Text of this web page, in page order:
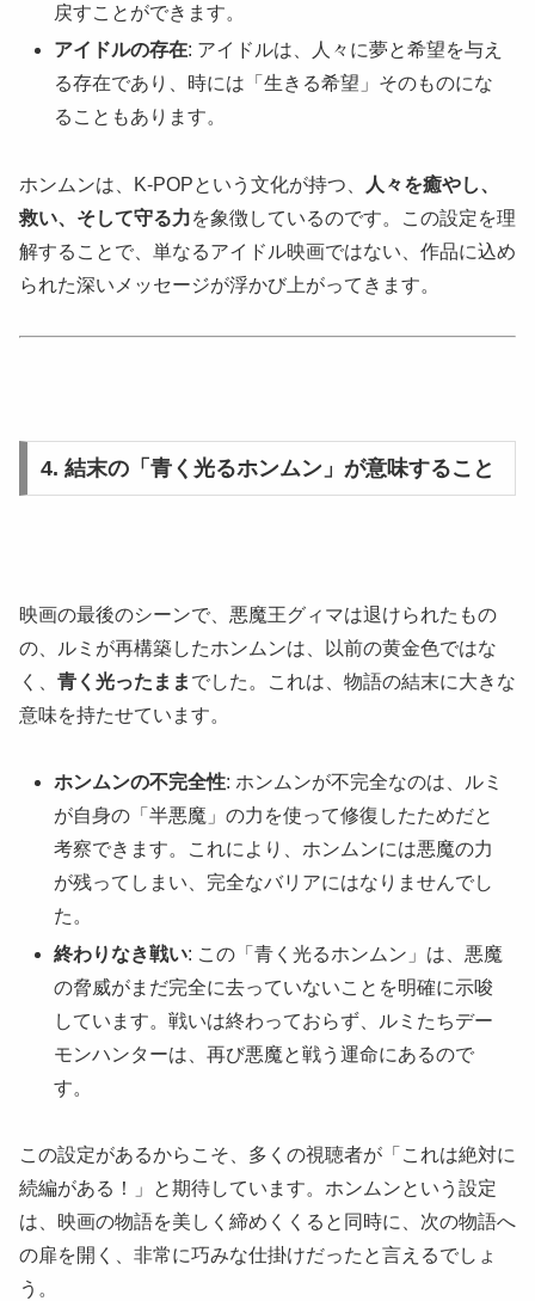
戻すことができます。
アイドルの存在: アイドルは、人々に夢と希望を与え
る存在であり、時には「生きる希望」そのものにな
ることもあります。
ホンムンは、K-POPという文化が持つ、
人々を癒やし、
救い、そして守る力を象徴しているのです。この設定を理
解することで、単なるアイドル映画ではない、作品に込め
られた深いメッセージが浮かび上がってきます。
4. 結末の「青く光るホンムン」が意味すること
映画の最後のシーンで、悪魔王グィマは退けられたもの
の、ルミが再構築したホンムンは、以前の黄金色ではな
く、 青く光ったまま でした。これは、物語の結末に大きな
意味を持たせています。
ホンムンの不完全性: ホンムンが不完全なのは、ルミ
が自身の「半悪魔」の力を使って修復したためだと
考察できます。これにより、ホンムンには悪魔の力
が残ってしまい、完全なバリアにはなりませんでし
た。
終わりなき戦い: この「青く光るホンムン」は、悪魔
の脅威がまだ完全に去っていないことを明確に示唆
しています。戦いは終わっておらず、ルミたちデー
モンハンターは、再び悪魔と戦う運命にあるので
す。
この設定があるからこそ、多くの視聴者が「これは絶対に
続編がある！」と期待しています。ホンムンという設定
は、映画の物語を美しく締めくくると同時に、次の物語へ
の扉を開く、非常に巧みな仕掛けだったと言えるでしょ
う。